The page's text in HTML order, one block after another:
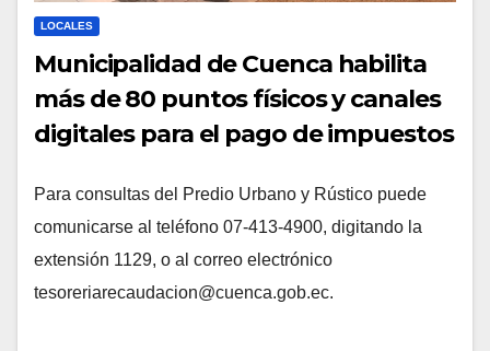
LOCALES
Municipalidad de Cuenca habilita
más de 80 puntos físicos y canales
digitales para el pago de impuestos
Para consultas del Predio Urbano y Rústico puede
comunicarse al teléfono 07-413-4900, digitando la
extensión 1129, o al correo electrónico
tesoreriarecaudacion@cuenca.gob.ec.